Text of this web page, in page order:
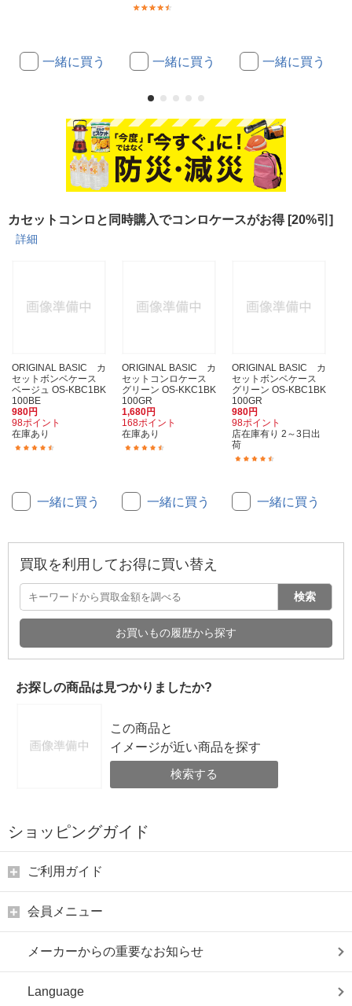
一緒に買う 一緒に買う 一緒に買う
カセットコンロと同時購入でコンロケースがお得 [20%引]
詳細
ORIGINAL BASIC カ
セットボンベケース
ベージュ OS-KBC1BK
100BE
980円
98ポイント
在庫あり
一緒に買う
ORIGINAL BASIC カ
セットコンロケース
グリーン OS-KKC1BK
100GR
1,680円
168ポイント
在庫あり
一緒に買う
ORIGINAL BASIC カ
セットボンベケース
グリーン OS-KBC1BK
100GR
980円
98ポイント
店在庫有り 2～3日出
荷
一緒に買う
買取を利用してお得に買い替え
検索
お買いもの履歴から探す
お探しの商品は見つかりましたか?
この商品と
イメージが近い商品を探す
検索する
ショッピングガイド
ご利用ガイド
会員メニュー
メーカーからの重要なお知らせ
Language